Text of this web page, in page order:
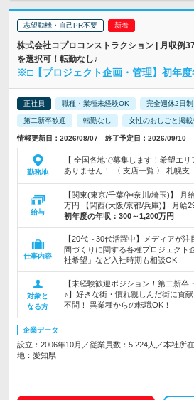
志望動機・自己PR不要
株式会社コプロコンストラクション | 月収例
を選択可！転勤なし♪
※□【プロジェクト企画・管理】初年
正社員 職種・業種未経験OK 完全週休2日制
第二新卒歓迎 転勤なし 女性のおしごと掲載
情報更新日：2026/08/07 終了予定日：2026/09/10
勤務地
【 全国各地で募集します！希望エ
ありません！ 〈 支店一覧 〉 札幌支…
給与
【関東(東京/千葉/神奈川/埼玉)】 月
万円 【関西(大阪/京都/兵庫)】 月給
初年度の年収： 300～1,200万円
仕事内容
【20代～30代活躍中】メディアが
間づくりに関する各種プロジェクト
社希望」など入社時期も相談OK
対象と
なる方
【未経験歓迎ポジション！第二新卒
♪】好きな街・慣れ親しんだ街に貢
不問！ 異業種からの転職OK！
企業データ
設立：2006年10月／従業員数：5,224人／本社所在
地：愛知県